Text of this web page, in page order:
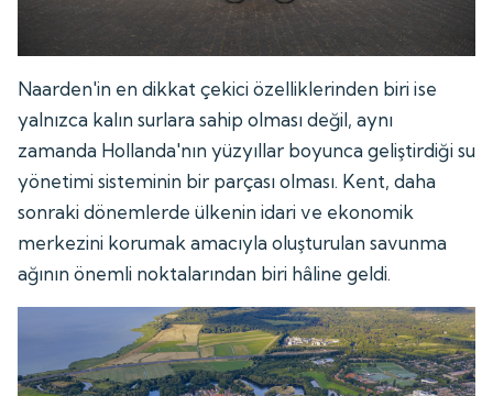
Naarden'in en dikkat çekici özelliklerinden biri ise
yalnızca kalın surlara sahip olması değil, aynı
zamanda Hollanda'nın yüzyıllar boyunca geliştirdiği su
yönetimi sisteminin bir parçası olması. Kent, daha
sonraki dönemlerde ülkenin idari ve ekonomik
merkezini korumak amacıyla oluşturulan savunma
ağının önemli noktalarından biri hâline geldi.